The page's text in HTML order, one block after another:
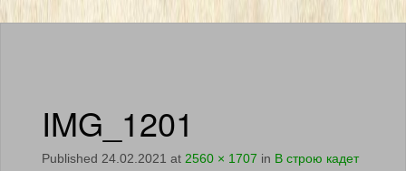
IMG_1201
Published 24.02.2021 at 2560 × 1707 in В строю кадет